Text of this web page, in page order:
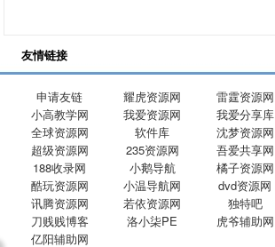
友情链接
申请友链 耀虎资源网 雷霆资源网
小高教学网
我爱资源网 我爱分享库
全球资源网
软件库 沈梦资源网
超级资源网
235资源网 吾爱共享网
188收录网
小鹅导航 橘子资源网
酷玩资源网
小温导航网 dvd资源网
讯腾资源网
若依资源网 独特吧
刀贱贱博客
洛小柒PE 虎爷辅助网
亿阳辅助网